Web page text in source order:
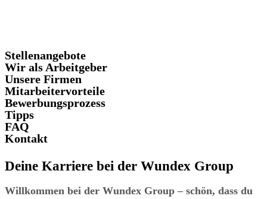
Stellenangebote
Wir als Arbeitgeber
Unsere Firmen
Mitarbeitervorteile
Bewerbungsprozess
Tipps
FAQ
Kontakt
Deine Karriere bei der Wundex Group
Willkommen bei der Wundex Group – schön, dass du